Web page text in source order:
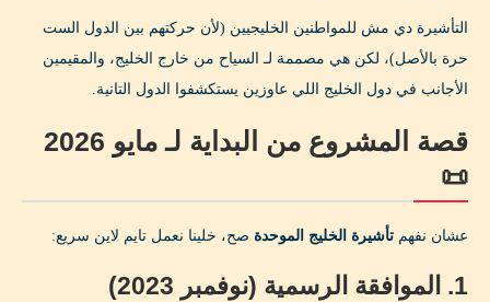
5. مملكة البحرين 🇧🇭
6. سلطنة عمان 🇴🇲
التأثير الاقتصادي والسياحي لـ تأشيرة الخليج 2026 📈
الفوائد للمسافرين:
نصائح ذهبية للاستعداد لـ GCC Grand Tours Visa 💡
التأشيرة دي مش للمواطنين الخليجيين (لأن حركتهم بين الدول الست
حرة بالأصل)، لكن هي مصممة لـ السياح من خارج الخليج، والمقيمين
الأجانب في دول الخليج اللي عاوزين يستكشفوا الدول التانية.
قصة المشروع من البداية لـ مايو 2026
📜
عشان نفهم تأشيرة الخليج الموحدة صح، خلينا نعمل تايم لاين سريع:
1. الموافقة الرسمية (نوفمبر 2023)